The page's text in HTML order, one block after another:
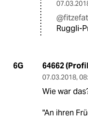
Ruggli-
6G 64662
07.03.2018,
Wie war
"An ihren